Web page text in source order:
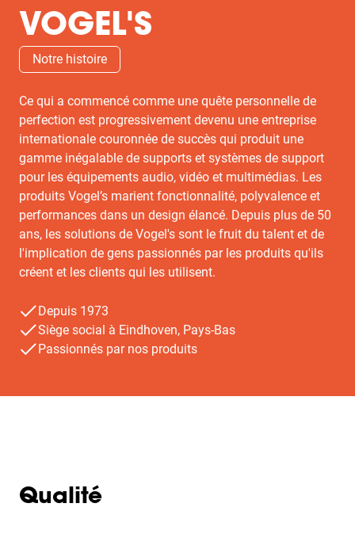
VOGEL'S
Notre histoire
Ce qui a commencé comme une quête personnelle de
perfection est progressivement devenu une entreprise
internationale couronnée de succès qui produit une
gamme inégalable de supports et systèmes de support
pour les équipements audio, vidéo et multimédias. Les
produits Vogel’s marient fonctionnalité, polyvalence et
performances dans un design élancé. Depuis plus de 50
ans, les solutions de Vogel's sont le fruit du talent et de
l'implication de gens passionnés par les produits qu'ils
créent et les clients qui les utilisent.
Depuis 1973
Siège social à Eindhoven, Pays-Bas
Passionnés par nos produits
Qualité